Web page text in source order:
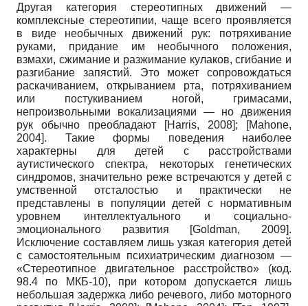
Другая категория стереотипных движений —
комплексные стереотипии, чаще всего проявляется
в виде необычных движений рук: потряхивание
руками, придание им необычного положения,
взмахи, сжимание и разжимание кулаков, сгибание и
разгибание запястий. Это может сопровождаться
раскачиванием, открыванием рта, потряхиванием
или постукиванием ногой, гримасами,
непроизвольными вокализациями — но движения
рук обычно преобладают
[Harris, 2008]; [Mahone,
2004]. Такие формы поведения наиболее
характерны для детей с расстройствами
аутистического спектра, некоторых генетических
синдромов, значительно реже встречаются у детей с
умственной отсталостью и практически не
представлены в популяции детей с нормативным
уровнем интеллектуального и социально-
эмоционального развития [Goldman, 2009].
Исключение составляем лишь узкая категория детей
с самостоятельным психиатрическим диагнозом —
«Стереотипное двигательное расстройство» (код.
98.4 по МКБ-10), при котором допускается лишь
небольшая задержка либо речевого, либо моторного